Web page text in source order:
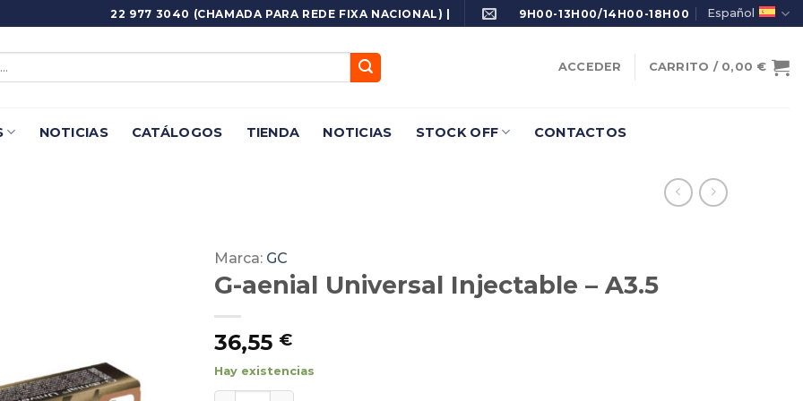
22 977 3040 (CHAMADA PARA REDE FIXA NACIONAL) | 9H00-13H00/14H00-18H00 Español
ACCEDER CARRITO / 0,00 €
NOTICIAS CATÁLOGOS TIENDA NOTICIAS STOCK OFF CONTACTOS
Marca: GC
G-aenial Universal Injectable – A3.5
36,55 €
Hay existencias